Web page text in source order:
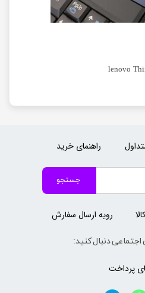
جستجو
اجتماعی دنبال کنید:
رویه ارسال سفارش
راهنمای خرید
پرداخت